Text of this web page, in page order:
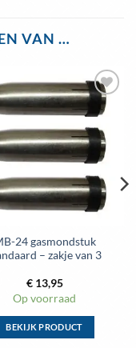
VAN …
24 gasmondstuk
– zakje van 3
€13,95
Op voorraad
BEKIJK PRODUCT